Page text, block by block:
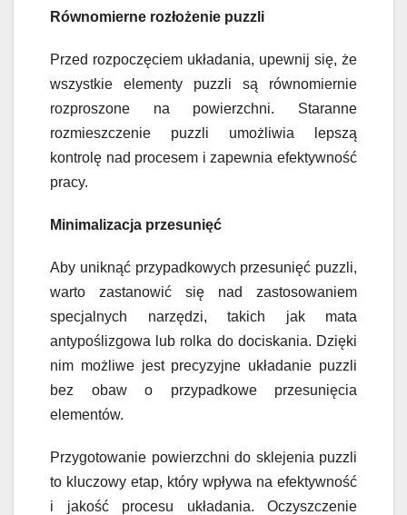
Równomierne rozłożenie puzzli
Przed rozpoczęciem układania, upewnij się, że
wszystkie elementy puzzli są równomiernie
rozproszone na powierzchni. Staranne
rozmieszczenie puzzli umożliwia lepszą
kontrolę nad procesem i zapewnia efektywność
pracy.
Minimalizacja przesunięć
Aby uniknąć przypadkowych przesunięć puzzli,
warto zastanowić się nad zastosowaniem
specjalnych narzędzi, takich jak mata
antypoślizgowa lub rolka do dociskania. Dzięki
nim możliwe jest precyzyjne układanie puzzli
bez obaw o przypadkowe przesunięcia
elementów.
Przygotowanie powierzchni do sklejenia puzzli
to kluczowy etap, który wpływa na efektywność
i jakość procesu układania. Oczyszczenie